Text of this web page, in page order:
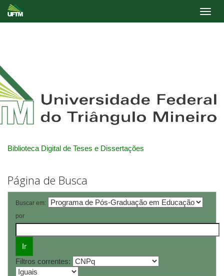
Biblioteca Digital de Teses e Dissertações
Página de Busca
Buscar em:
por
Filtros correntes: